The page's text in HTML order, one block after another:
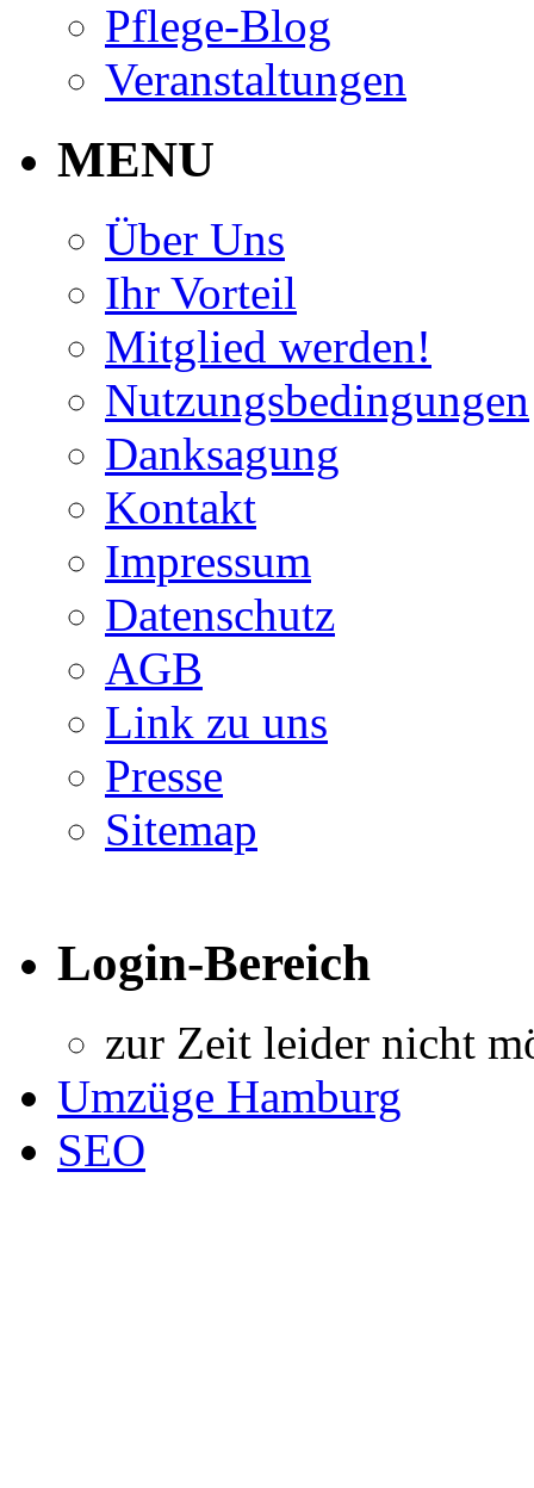
Pflege-Blog
Veranstaltungen
MENU
Über Uns
Ihr Vorteil
Mitglied werden!
Nutzungsbedingungen
Danksagung
Kontakt
Impressum
Datenschutz
AGB
Link zu uns
Presse
Sitemap
Login-Bereich
zur Zeit leider nicht
Umzüge Hamburg
SEO